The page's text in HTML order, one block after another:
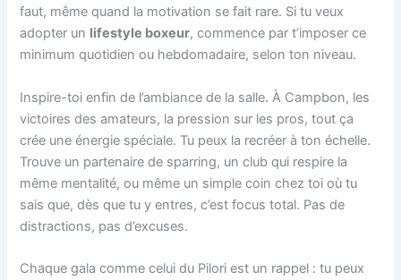
faut, même quand la motivation se fait rare. Si tu veux
adopter un lifestyle boxeur, commence par t’imposer ce
minimum quotidien ou hebdomadaire, selon ton niveau.
Inspire-toi enfin de l’ambiance de la salle. À Campbon, les
victoires des amateurs, la pression sur les pros, tout ça
crée une énergie spéciale. Tu peux la recréer à ton échelle.
Trouve un partenaire de sparring, un club qui respire la
même mentalité, ou même un simple coin chez toi où tu
sais que, dès que tu y entres, c’est focus total. Pas de
distractions, pas d’excuses.
Chaque gala comme celui du Pilori est un rappel : tu peux